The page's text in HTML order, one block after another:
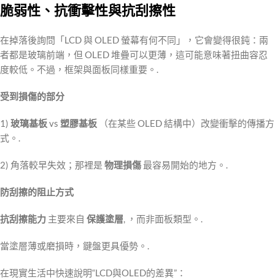
脆弱性、抗衝擊性與抗刮擦性
在掉落後詢問「LCD 與 OLED 螢幕有何不同」，它會變得很鈍：兩
者都是玻璃前端，但 OLED 堆疊可以更薄，這可能意味著扭曲容忍
度較低。不過，框架與面板同樣重要。.
受到損傷的部分
1) 玻璃基板vs 塑膠基板 （在某些 OLED 結構中）改變衝擊的傳播方
式。.
2) 角落較早失效；那裡是 物理損傷 最容易開始的地方。.
防刮擦的阻止方式
抗刮擦能力 主要來自 保護塗層, ，而非面板類型。.
當塗層薄或磨損時，鍵盤更具優勢。.
在現實生活中快速說明“LCD與OLED的差異”：